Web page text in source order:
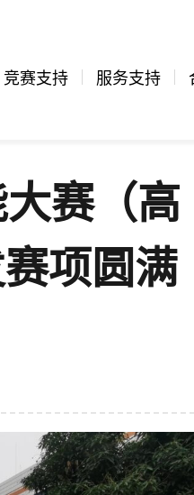
竞赛支持 服务支持
赛（高
项圆满